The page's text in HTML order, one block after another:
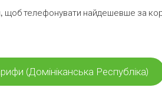
телефонувати найдешевше за
(Домініканська Республіка)